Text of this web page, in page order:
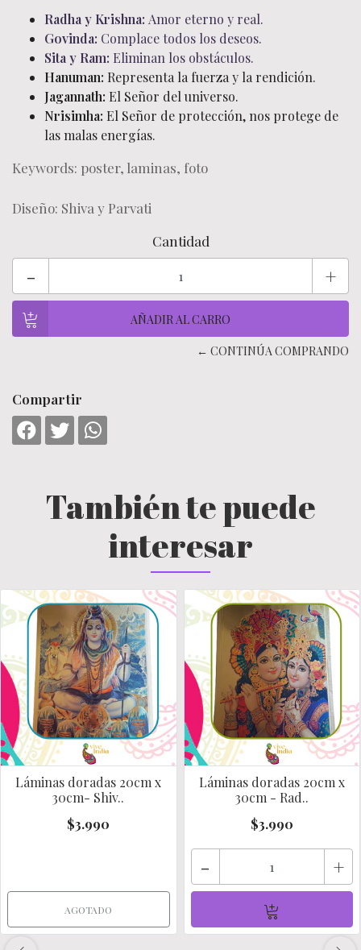
Radha y Krishna: Amor eterno y real.
Govinda: Complace todos los deseos.
Sita y Ram: Eliminan los obstáculos.
Hanuman: Representa la fuerza y la rendición.
Jagannath: El Señor del universo.
Nrisimha: El Señor de protección, nos protege de
las malas energías.
Keywords: poster, laminas, foto
Diseño: Shiva y Parvati
Cantidad
- +
← CONTINÚA COMPRANDO
Compartir
También te puede
interesar
Láminas doradas 20cm x
30cm- Shiv..
$3.990
AGOTADO
Láminas doradas 20cm x
30cm - Rad..
$3.990
- +